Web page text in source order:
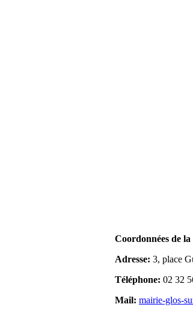
Coordonnées de
Adresse: 3, place
Téléphone: 02 32
Mail: mairie-glos-